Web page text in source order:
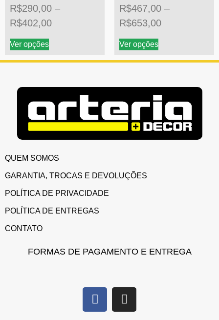
R$290,00 –
R$402,00
Ver opções
R$467,00 –
R$653,00
Ver opções
QUEM SOMOS
GARANTIA, TROCAS E DEVOLUÇÕES
POLÍTICA DE PRIVACIDADE
POLÍTICA DE ENTREGAS
CONTATO
FORMAS DE PAGAMENTO E ENTREGA